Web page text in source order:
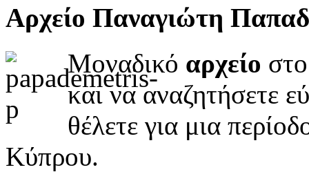
Αρχείο Παναγιώτη
Μοναδικό αρχείο
και να αναζητήσετε
θέλετε για μια
Κύπρου.